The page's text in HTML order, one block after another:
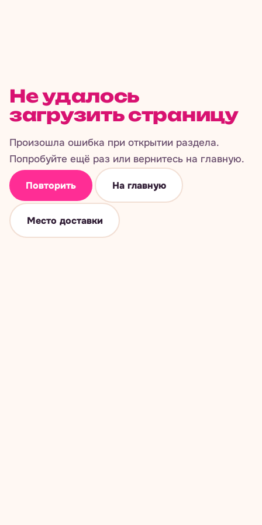
Не удалось
загрузить страницу
Произошла ошибка при открытии раздела.
Попробуйте ещё раз или вернитесь на главную.
Повторить На главную
Место доставки